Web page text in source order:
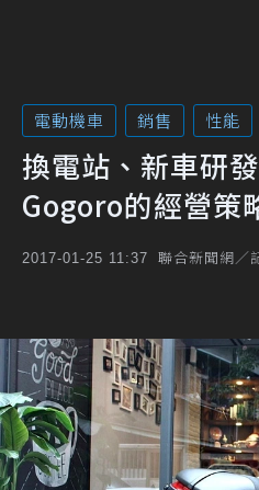
電動機車 銷售 性能
換電站、新車研
Gogoro的經營策
2017-01-25 11:37 聯合新聞網／